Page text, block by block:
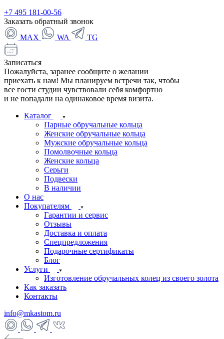
+7 495 181-00-56
Заказать обратный звонок
MAX
WA TG
Записаться
Пожалуйста, заранее сообщите о желании
приехать к нам! Мы планируем встречи так, чтобы
все гости студии чувствовали себя комфортно
и не попадали на одинаковое время визита.
Каталог
Парные обручальные кольца
Женские обручальные кольца
Мужские обручальные кольца
Помолвочные кольца
Женские кольца
Серьги
Подвески
В наличии
О нас
Покупателям
Гарантии и сервис
Отзывы
Доставка и оплата
Спецпредложения
Подарочные сертификаты
Блог
Услуги
Изготовление обручальных колец из своего золота
Как заказать
Контакты
info@mkastom.ru